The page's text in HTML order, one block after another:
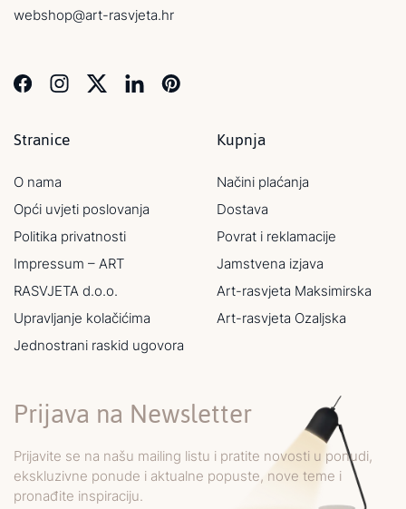
webshop@art-rasvjeta.hr
Stranice
O nama
Opći uvjeti poslovanja
Politika privatnosti
Impressum – ART
RASVJETA d.o.o.
Upravljanje kolačićima
Jednostrani raskid ugovora
Kupnja
Načini plaćanja
Dostava
Povrat i reklamacije
Jamstvena izjava
Art-rasvjeta Maksimirska
Art-rasvjeta Ozaljska
Prijava na Newsletter
Prijavite se na našu mailing listu i pratite novosti u ponudi,
ekskluzivne ponude i aktualne popuste, nove teme i
pronađite inspiraciju.